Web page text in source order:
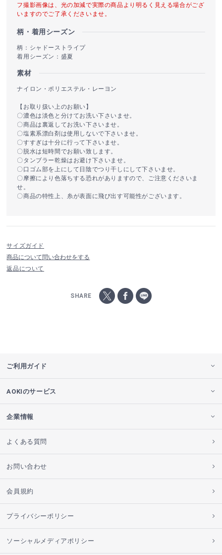
フ撮影画像は、光の加減で実際の商品より明るく見える場合がござ
いますのでご了承くださいませ。
柄・着用シーズン
柄：シャドーストライプ
着用シーズン：盛夏
素材
ナイロン・ポリエステル・レーヨン
【お取り扱い上のお願い】
〇濃色は淡色と分けてお洗い下さいませ。
〇商品は裏返してお洗い下さいませ。
〇塩素系漂白剤は使用しないで下さいませ。
〇すすぎは十分に行って下さいませ。
〇脱水は短時間でお願い致します。
〇タンブラー乾燥はお避け下さいませ。
〇口ゴム部を上にして日陰でつり干しにして下さいませ。
〇摩擦により色落ちする恐れがありますので、ご注意くださいま
せ。
〇商品の特性上、糸が表面に飛び出す可能性がございます。
サイズガイド
商品について問い合わせをする
返品について
SHARE
ご利用ガイド
AOKIのサービス
企業情報
よくある質問
お問い合わせ
会員規約
プライバシーポリシー
ソーシャルメディアポリシー